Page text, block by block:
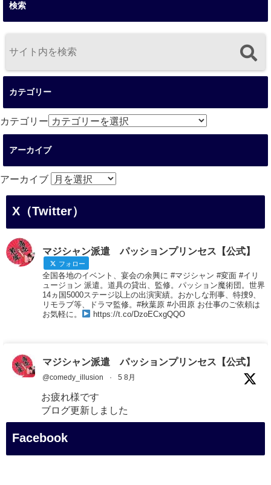
検索
カテゴリー
カテゴリー
アーカイブ
アーカイブ
X（Twitter）
マジシャン派遣 パッションプリンセス【公式】
フォロー
全国各地のイベント、宴会の余興に #マジシャン #変面 #イリ
ュージョン 派遣。道具の貸出、監修。パッション魔術団。世界
14ヵ国5000ステージ以上の出演実績。おかしな刑事、特捜9、
リモラブ等、ドラマ監修。#秋葉原 #小田原 お仕事のご依頼は
お気軽に。
https://t.co/DzoECxgQQO
マジシャン派遣 パッションプリンセス【公式】
@comedy_illusion · 5 8月
お疲れ様です
ブログ更新しました
「マジシャン和歌山旅 白浜町・三段壁展望台」
Facebook